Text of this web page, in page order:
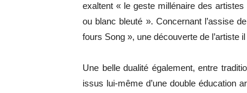
exaltent « le geste millénaire des
ou blanc bleuté ». Concernant l’assise
fours Song », une découverte de l’artiste
Une belle dualité également, entre
issus lui-même d’une double éducation